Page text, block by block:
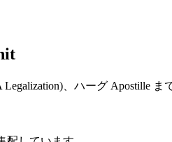
、ハーグ Apostille